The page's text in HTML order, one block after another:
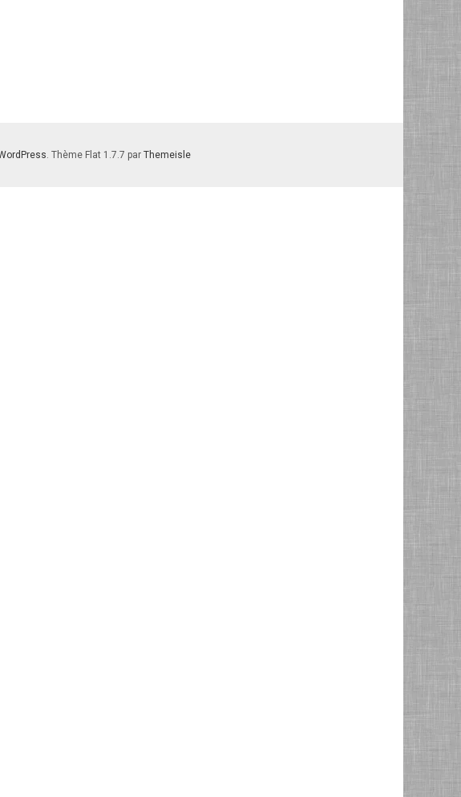
. Thème Flat 1.7.7 par Themeisle